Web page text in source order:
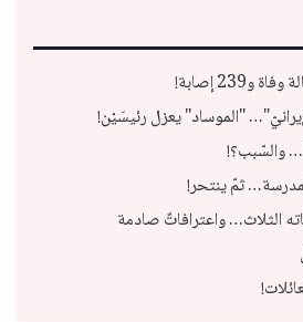
"الموساد" يعزل رئيسَيْن!
والسّبب؟!
ثمّ ينتحر!
الثلاث… واعترافاتٌ صادمة